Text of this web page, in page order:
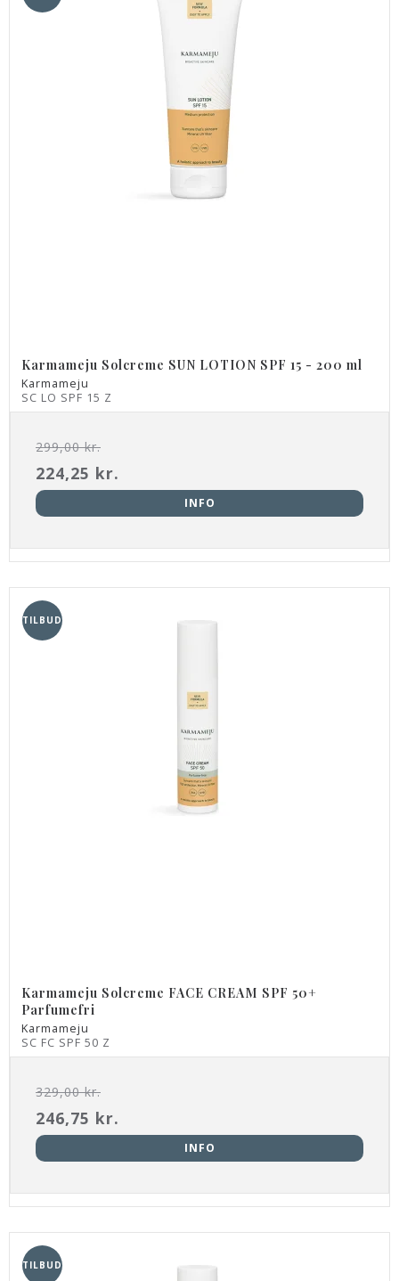
Karmameju Solcreme SUN LOTION SPF 15 - 200 ml
Karmameju
SC LO SPF 15 Z
299,00 kr.
224,25 kr.
INFO
TILBUD
Karmameju Solcreme FACE CREAM SPF 50+
Parfumefri
Karmameju
SC FC SPF 50 Z
329,00 kr.
246,75 kr.
INFO
TILBUD